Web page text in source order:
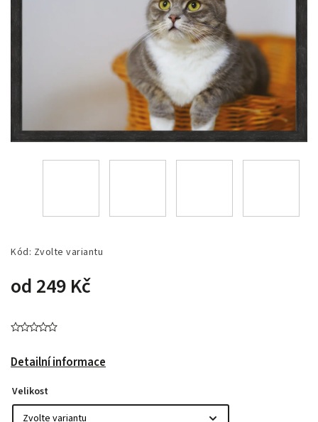
Kód: Zvolte variantu
od 249 Kč
Detailní informace
Velikost